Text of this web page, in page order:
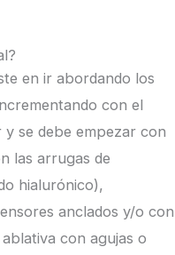
en ir abordando los
con el
se debe empezar con
las arrugas de
hialurónico),
anclados y/o con
con agujas o